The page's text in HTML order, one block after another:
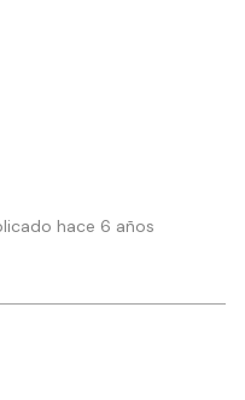
hace 6 años